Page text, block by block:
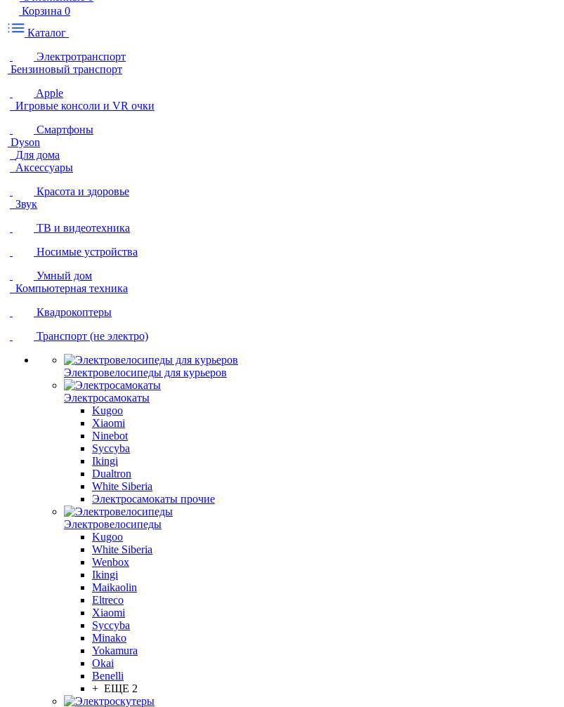
Корзина 0
Каталог
Электротранспорт
Бензиновый транспорт
Apple
Игровые консоли и VR очки
Смартфоны
Dyson
Для дома
Аксессуары
Красота и здоровье
Звук
ТВ и видеотехника
Носимые устройства
Умный дом
Компьютерная техника
Квадрокоптеры
Транспорт (не электро)
Электровелосипеды для курьеров
Электросамокаты
Kugoo
Xiaomi
Ninebot
Syccyba
Ikingi
Dualtron
White Siberia
Электросамокаты прочие
Электровелосипеды
Kugoo
White Siberia
Wenbox
Ikingi
Maikaolin
Eltreco
Xiaomi
Syccyba
Minako
Yokamura
Okai
Benelli
+ ЕЩЕ 2